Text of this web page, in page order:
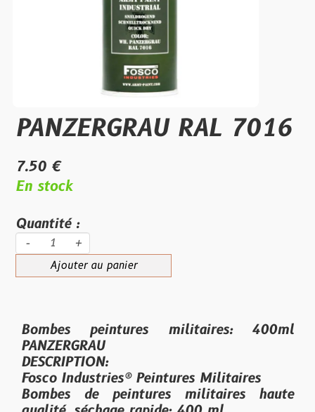
PANZERGRAU RAL 7016
7.50 €
En stock
Quantité :
- +
Ajouter au panier
Bombes peintures militaires: 400ml
PANZERGRAU
DESCRIPTION:
Fosco Industries® Peintures Militaires
Bombes de peintures militaires haute